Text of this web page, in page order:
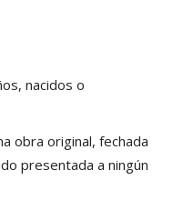
nacidos o
obra original, fechada
presentada a ningún